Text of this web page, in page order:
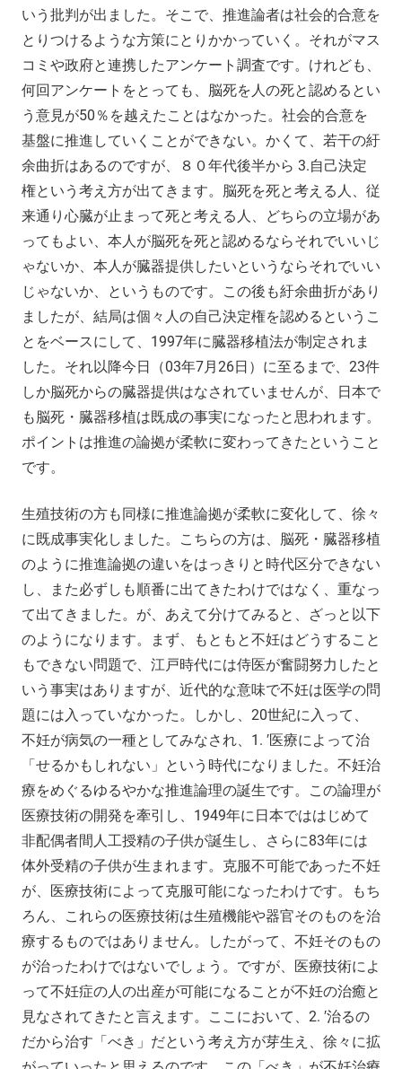
いう批判が出ました。そこで、推進論者は社会的合意を
とりつけるような方策にとりかかっていく。それがマス
コミや政府と連携したアンケート調査です。けれども、
何回アンケートをとっても、脳死を人の死と認めるとい
う意見が50％を越えたことはなかった。社会的合意を
基盤に推進していくことができない。かくて、若干の紆
余曲折はあるのですが、８０年代後半から 3.自己決定
権という考え方が出てきます。脳死を死と考える人、従
来通り心臓が止まって死と考える人、どちらの立場があ
ってもよい、本人が脳死を死と認めるならそれでいいじ
ゃないか、本人が臓器提供したいというならそれでいい
じゃないか、というものです。この後も紆余曲折があり
ましたが、結局は個々人の自己決定権を認めるというこ
とをベースにして、1997年に臓器移植法が制定されま
した。それ以降今日（03年7月26日）に至るまで、23件
しか脳死からの臓器提供はなされていませんが、日本で
も脳死・臓器移植は既成の事実になったと思われます。
ポイントは推進の論拠が柔軟に変わってきたということ
です。
生殖技術の方も同様に推進論拠が柔軟に変化して、徐々
に既成事実化しました。こちらの方は、脳死・臓器移植
のように推進論拠の違いをはっきりと時代区分できない
し、また必ずしも順番に出てきたわけではなく、重なっ
て出てきました。が、あえて分けてみると、ざっと以下
のようになります。まず、もともと不妊はどうすること
もできない問題で、江戸時代には侍医が奮闘努力したと
いう事実はありますが、近代的な意味で不妊は医学の問
題には入っていなかった。しかし、20世紀に入って、
不妊が病気の一種としてみなされ、1. ′医療によって治
「せるかもしれない」という時代になりました。不妊治
療をめぐるゆるやかな推進論理の誕生です。この論理が
医療技術の開発を牽引し、1949年に日本でははじめて
非配偶者間人工授精の子供が誕生し、さらに83年には
体外受精の子供が生まれます。克服不可能であった不妊
が、医療技術によって克服可能になったわけです。もち
ろん、これらの医療技術は生殖機能や器官そのものを治
療するものではありません。したがって、不妊そのもの
が治ったわけではないでしょう。ですが、医療技術によ
って不妊症の人の出産が可能になることが不妊の治癒と
見なされてきたと言えます。ここにおいて、2. ′治るの
だから治す「べき」だという考え方が芽生え、徐々に拡